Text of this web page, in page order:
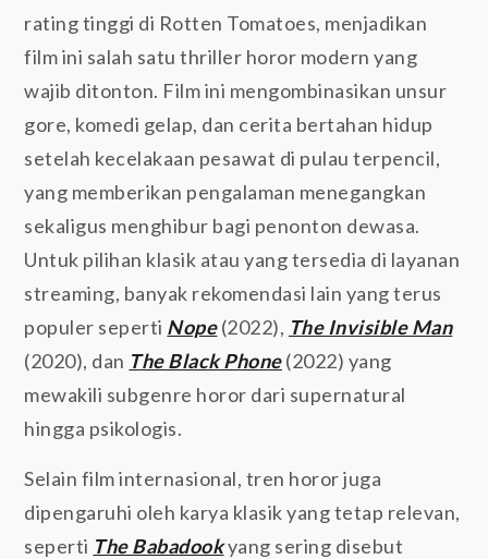
rating tinggi di Rotten Tomatoes, menjadikan
film ini salah satu thriller horor modern yang
wajib ditonton. Film ini mengombinasikan unsur
gore, komedi gelap, dan cerita bertahan hidup
setelah kecelakaan pesawat di pulau terpencil,
yang memberikan pengalaman menegangkan
sekaligus menghibur bagi penonton dewasa.
Untuk pilihan klasik atau yang tersedia di layanan
streaming, banyak rekomendasi lain yang terus
populer seperti Nope(2022), The Invisible Man
(2020), dan The Black Phone(2022) yang
mewakili subgenre horor dari supernatural
hingga psikologis.
Selain film internasional, tren horor juga
dipengaruhi oleh karya klasik yang tetap relevan,
seperti The Babadookyang sering disebut